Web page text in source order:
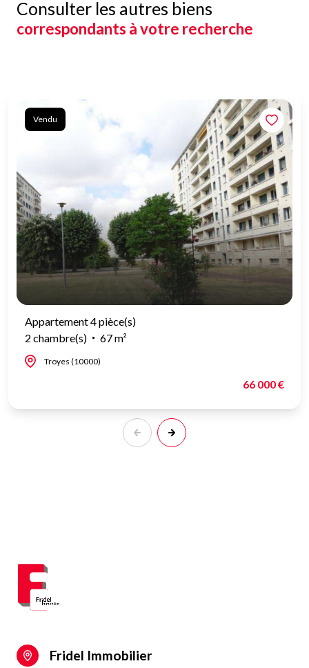
Consulter les autres biens
correspondants à votre recherche
Vendu
Appartement 4 pièce(s)
2 chambre(s)
67 m²
Troyes (10000)
66 000 €
Fridel Immobilier